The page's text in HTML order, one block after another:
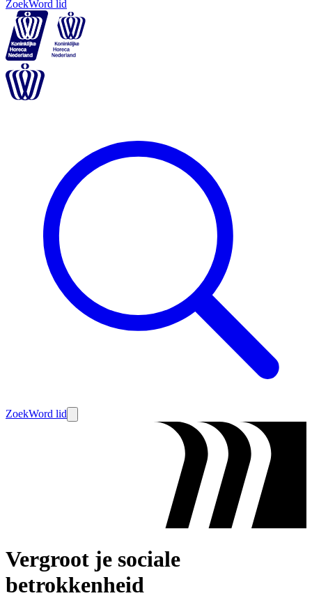
ZoekWord lid
ZoekWord lid
Vergroot je sociale
betrokkenheid